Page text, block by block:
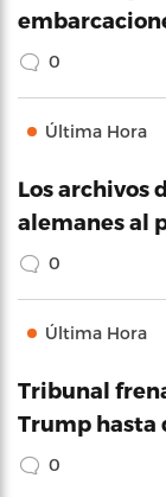
0
Última Hora
Los archivos
alemanes al
0
Última Hora
Tribunal
Trump hasta
0